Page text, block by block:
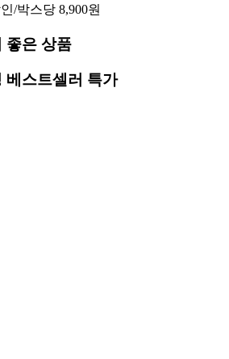
/박스당 8,900원
좋은 상품
베스트셀러 특가